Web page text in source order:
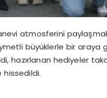
atmosferini
büyüklerle bir araya
hazırlanan hediyeler